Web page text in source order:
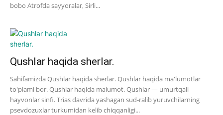
bobo Atrofda sayyoralar, Sirli...
Qushlar haqida sherlar.
Sahifamizda Qushlar haqida sherlar. Qushlar haqida ma'lumotlar
to'plami bor. Qushlar haqida malumot. Qushlar — umurtqali
hayvonlar sinfi. Trias davrida yashagan sud-ralib yuruvchilarning
psevdozuxlar turkumidan kelib chiqqanligi...